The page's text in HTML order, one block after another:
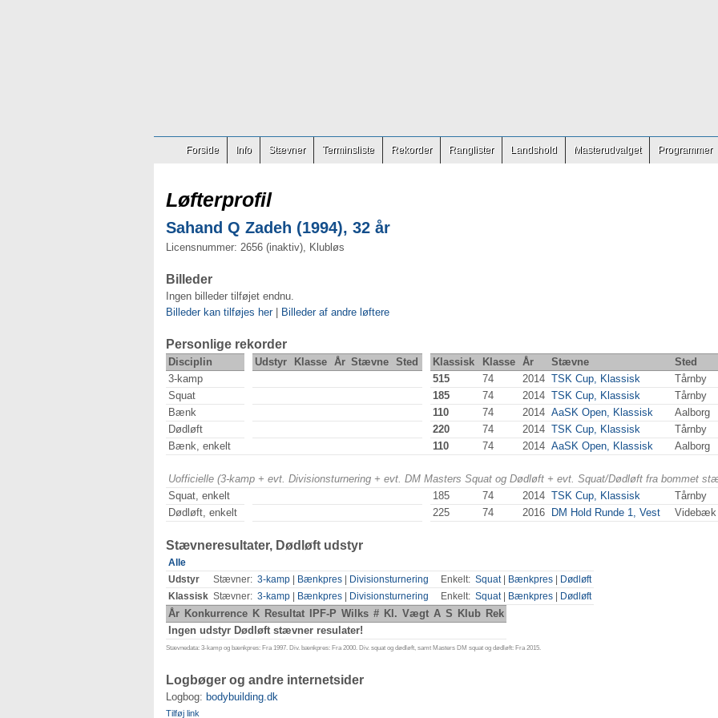
Forside Info Stævner Terminsliste Rekorder Ranglister Landshold Masterudvalget Programmer
Løfterprofil
Sahand Q Zadeh (1994), 32 år
Licensnummer: 2656 (inaktiv), Klubløs
Billeder
Ingen billeder tilføjet endnu.
Billeder kan tilføjes her| Billeder af andre løftere
Personlige rekorder
Disciplin Udstyr Klasse År Stævne Sted Klassisk Klasse År Stævne
Sted
3-kamp
515 74 2014 TSK Cup, Klassisk
Tårnby
Squat
185 74 2014 TSK Cup, Klassisk
Tårnby
Bænk
110 74 2014 AaSK Open, Klassisk
Aalborg
Dødløft
220 74 2014 TSK Cup, Klassisk
Tårnby
Bænk, enkelt
110 74 2014 AaSK Open, Klassisk Aalborg
Uofficielle (3-kamp + evt. Divisionsturnering + evt. DM Masters Squat og Dødløft + evt. Squat/Dødløft fra bommet
Squat, enkelt
185 74 2014 TSK Cup, Klassisk
Tårnby
Dødløft, enkelt
225 74 2016 DM Hold Runde 1, Vest Videbæk
Stævneresultater, Dødløft udstyr
Alle
Udstyr
Stævner: 3-kamp Bænkpres Divisionsturnering Enkelt: Squat| Bænkpres
Dødløft
Klassisk Stævner: 3-kamp Bænkpres Divisionsturnering Enkelt: Squat| Bænkpres Dødløft
År Konkurrence K Resultat IPF-P Wilks # Kl. Vægt A S Klub Rek
Ingen udstyr Dødløft stævner resulater!
Stævnedata: 3-kamp og bænkpres: Fra 1997. Div. bænkpres: Fra 2000. Div. squat og dødløft, samt Masters DM squat og dødløft: Fra 2015.
Logbøger og andre internetsider
Logbog: bodybuilding.dk
Tilføj link